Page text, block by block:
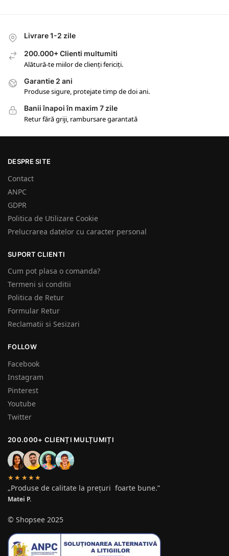
Livrare 1-2 zile
200.000+ Clienti multumiti
Alătură-te miilor de clienți fericiți.
Garantie 2 ani
Produse sigure, protejate timp de doi ani.
Banii înapoi în maxim 7 zile
Retur fără griji, rambursare garantată
DESPRE SITE
Contact
ANPC
GDPR
Politica de Utilizare Cookie
Prelucrarea datelor cu caracter personal
SUPORT CLIENTI
Cum pot plasa o comanda?
Termeni si conditii
Politica de Retur
Formular Retur
Reclamatii si Sesizari
FOLLOW
Facebook
Instagram
Pinterest
Youtube
Twitter
200.000+ CLIENȚI MULȚUMIȚI
★★★★★
„Produse de calitate la prețuri foarte bune.”
Matei P.
© Shopsee 2025